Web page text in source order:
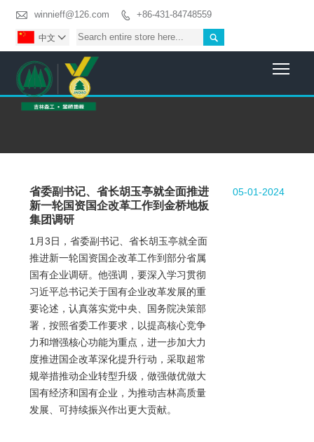
 winnieff@126.com  +86-431-84748559

中文 
省委副书记、省长胡玉亭就全面推进
新一轮国资国企改革工作到金桥地板
集团调研
1月3日，省委副书记、省长胡玉亭就全面
推进新一轮国资国企改革工作到部分省属
国有企业调研。他强调，要深入学习贯彻
习近平总书记关于国有企业改革发展的重
要论述，认真落实党中央、国务院决策部
署，按照省委工作要求，以提高核心竞争
力和增强核心功能为重点，进一步加大力
度推进国企改革深化提升行动，采取超常
规举措推动企业转型升级，做强做优做大
国有经济和国有企业，为推动吉林高质量
发展、可持续振兴作出更大贡献。
05-01-2024